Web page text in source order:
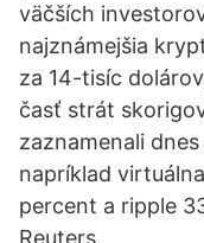
väčších
najznámejšia
za 14-tisíc
časť strát
zaznamenali
napríklad
percent a ripple
Reuters.